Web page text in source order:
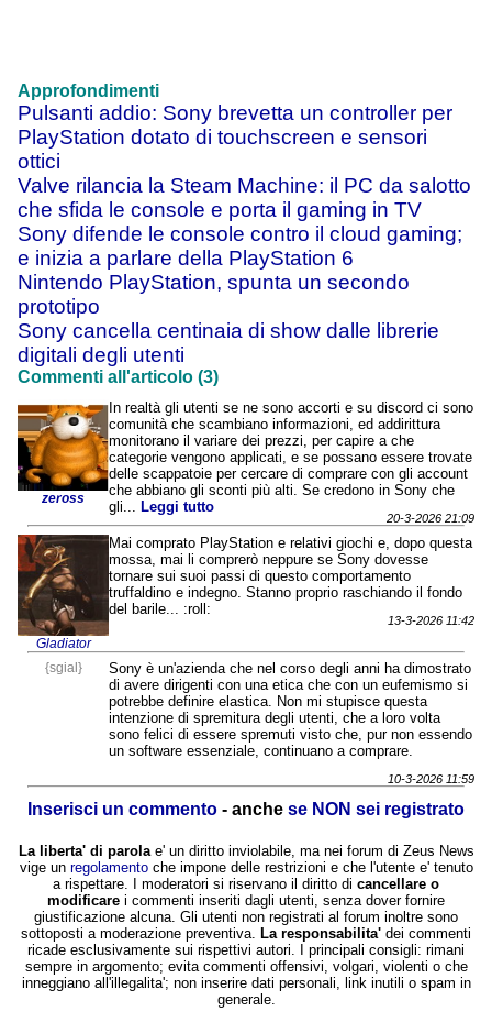
Approfondimenti
Pulsanti addio: Sony brevetta un controller per
PlayStation dotato di touchscreen e sensori
ottici
Valve rilancia la Steam Machine: il PC da salotto
che sfida le console e porta il gaming in TV
Sony difende le console contro il cloud gaming;
e inizia a parlare della PlayStation 6
Nintendo PlayStation, spunta un secondo
prototipo
Sony cancella centinaia di show dalle librerie
digitali degli utenti
Commenti all'articolo (3)
zeross
In realtà gli utenti se ne sono accorti e su discord ci sono
comunità che scambiano informazioni, ed addirittura
monitorano il variare dei prezzi, per capire a che
categorie vengono applicati, e se possano essere trovate
delle scappatoie per cercare di comprare con gli account
che abbiano gli sconti più alti. Se credono in Sony che
gli... Leggi tutto
20-3-2026 21:09
Gladiator
Mai comprato PlayStation e relativi giochi e, dopo questa
mossa, mai li comprerò neppure se Sony dovesse
tornare sui suoi passi di questo comportamento
truffaldino e indegno. Stanno proprio raschiando il fondo
del barile... :roll:
13-3-2026 11:42
{sgial}
Sony è un'azienda che nel corso degli anni ha dimostrato
di avere dirigenti con una etica che con un eufemismo si
potrebbe definire elastica. Non mi stupisce questa
intenzione di spremitura degli utenti, che a loro volta
sono felici di essere spremuti visto che, pur non essendo
un software essenziale, continuano a comprare.
10-3-2026 11:59
Inserisci un commento - anche se NON sei registrato
La liberta' di parolae' un diritto inviolabile, ma nei forum di Zeus News
vige un regolamentoche impone delle restrizioni e che l'utente e' tenuto
a rispettare. I moderatori si riservano il diritto di cancellare o
modificare i commenti inseriti dagli utenti, senza dover fornire
giustificazione alcuna. Gli utenti non registrati al forum inoltre sono
sottoposti a moderazione preventiva. La responsabilita' dei commenti
ricade esclusivamente sui rispettivi autori. I principali consigli: rimani
sempre in argomento; evita commenti offensivi, volgari, violenti o che
inneggiano all'illegalita'; non inserire dati personali, link inutili o spam in
generale.